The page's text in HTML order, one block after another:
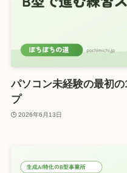
パソコン未経験の最初
プ
2026年6月13日